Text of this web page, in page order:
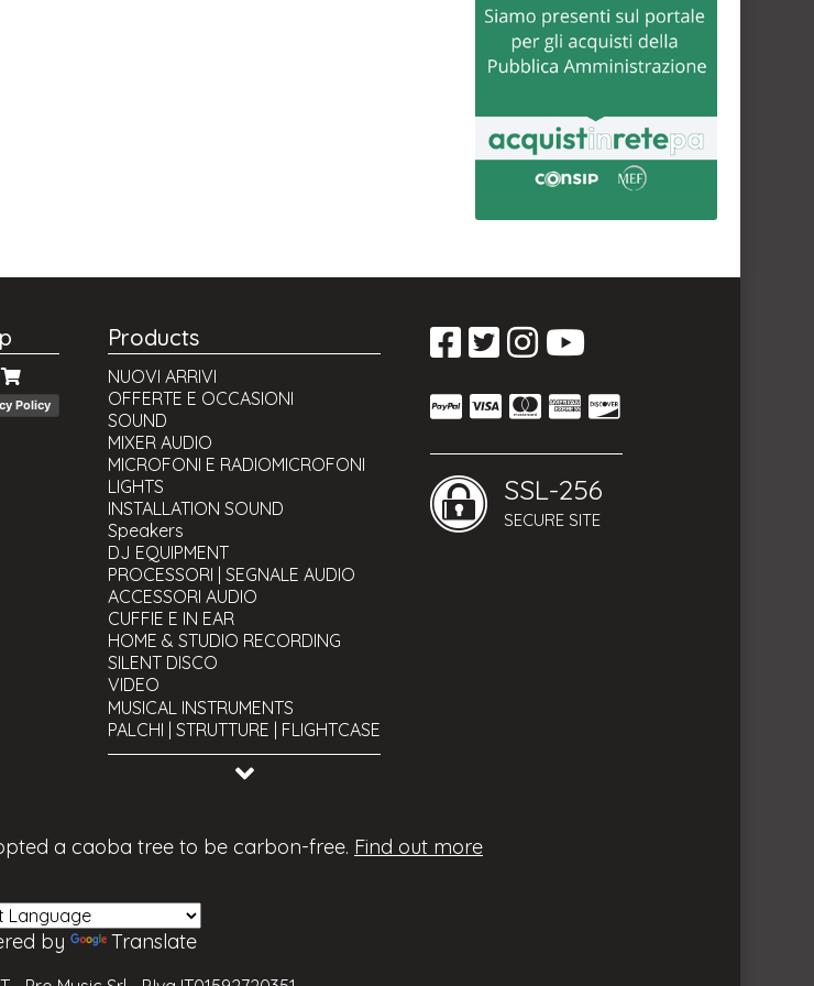
Policy
Products
NUOVI ARRIVI
OFFERTE E OCCASIONI
SOUND
MIXER AUDIO
MICROFONI E RADIOMICROFONI
LIGHTS
INSTALLATION SOUND
Speakers
DJ EQUIPMENT
PROCESSORI | SEGNALE AUDIO
ACCESSORI AUDIO
CUFFIE E IN EAR
HOME & STUDIO RECORDING
SILENT DISCO
VIDEO
Projectors LCD & DLP
Projection screens
Mixer and Video Matrix
Webcam, videocamere
Streaming & Encoding
MUSICAL INSTRUMENTS
PALCHI | STRUTTURE | FLIGHTCASE
CAVI
TOOLS AND UTILITY
SSL-256
SECURE SITE
a caoba tree to be carbon-free. Find out more
by Translate